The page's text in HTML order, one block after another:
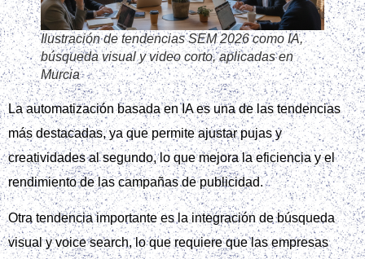
Ilustración de tendencias SEM 2026 como IA,
búsqueda visual y video corto, aplicadas en
Murcia
La automatización basada en IA es una de las tendencias
más destacadas, ya que permite ajustar pujas y
creatividades al segundo, lo que mejora la eficiencia y el
rendimiento de las campañas de publicidad.
Otra tendencia importante es la integración de búsqueda
visual y voice search, lo que requiere que las empresas